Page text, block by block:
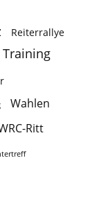
Reiterrallye
Training
Wahlen
Ritt